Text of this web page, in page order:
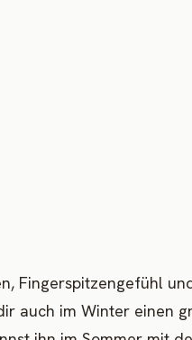
Fingerspitzengefühl
auch im Winter einen